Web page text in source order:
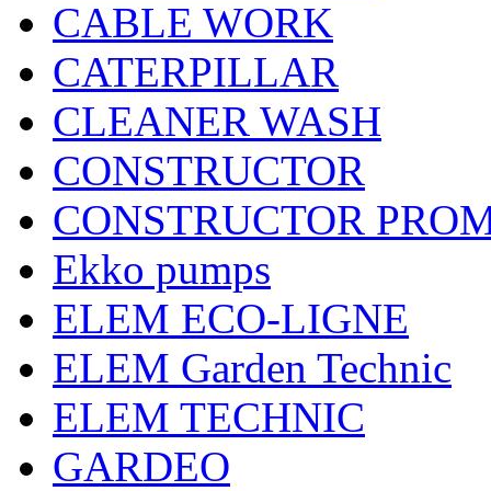
CABLE WORK
CATERPILLAR
CLEANER WASH
CONSTRUCTOR
CONSTRUCTOR
Ekko pumps
ELEM ECO-LIGNE
ELEM Garden Technic
ELEM TECHNIC
GARDEO